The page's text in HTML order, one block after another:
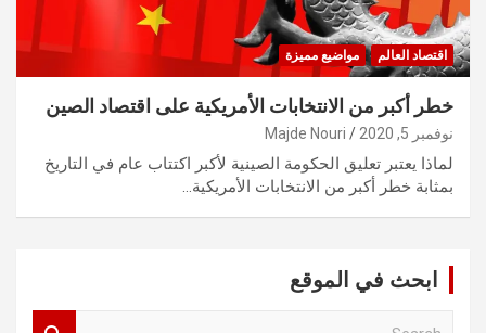
اقتصاد العالم مواضيع مميزة
خطر أكبر من الانتخابات الأمريكية على اقتصاد الصين
نوفمبر 5, 2020 Majde Nouri
لماذا يعتبر تعليق الحكومة الصينية لأكبر اكتتاب عام في التاريخ
بمثابة خطر أكبر من الانتخابات الأمريكية…
ابحث في الموقع